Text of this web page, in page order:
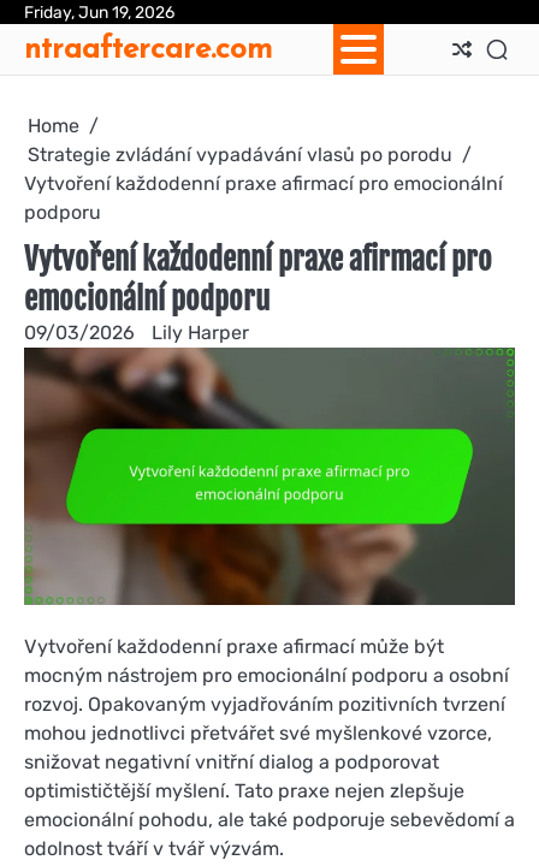
Skip
content
Friday, Jun 19, 2026
ntraaftercare.com
Home
Strategie zvládání vypadávání vlasů po porodu
Vytvoření každodenní praxe afirmací pro emocionální
podporu
Vytvoření každodenní praxe afirmací pro
emocionální podporu
09/03/2026 Lily Harper
Vytvoření každodenní praxe afirmací může být
mocným nástrojem pro emocionální podporu a osobní
rozvoj. Opakovaným vyjadřováním pozitivních tvrzení
mohou jednotlivci přetvářet své myšlenkové vzorce,
snižovat negativní vnitřní dialog a podporovat
optimističtější myšlení. Tato praxe nejen zlepšuje
emocionální pohodu, ale také podporuje sebevědomí a
odolnost tváří v tvář výzvám.